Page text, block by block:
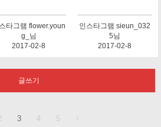
타그램 flower.youn
g_님
2017-02-8
인스타그램 sieun_032
5님
2017-02-8
글쓰기
3 4 5